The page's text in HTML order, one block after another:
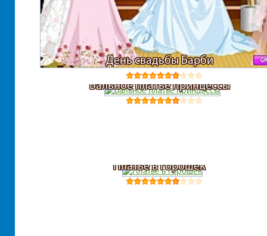
День свадьбы Барби
Бальное платье принцессы
Платье в горошек